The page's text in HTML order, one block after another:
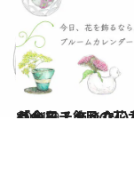
2021.9.1
「今日、飾りたい花」がわかる！ 9月の花カレンダーをチェック
ライフスタイル